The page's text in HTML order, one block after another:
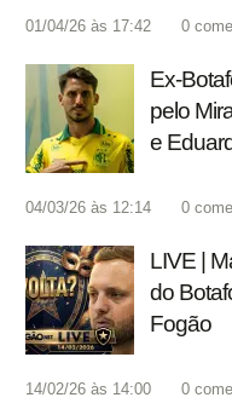
01/04/26 às 17:42 0
Ex-
pelo
e
04/03/26 às 12:14 0
LIVE |
do
Fogão
14/02/26 às 14:00 0